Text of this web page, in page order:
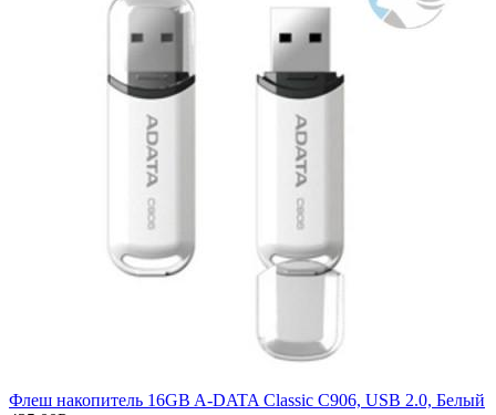
Флеш накопитель 16GB A-DATA Classic C906, USB 2.0, Белый